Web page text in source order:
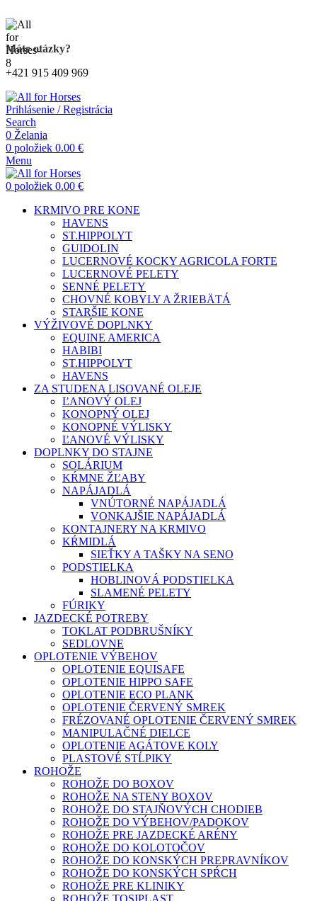
Máte otázky?
+421 915 409 969
Prihlásenie / Registrácia
Search
0 Želania
0 položiek 0.00 €
Menu
0 položiek 0.00 €
KRMIVO PRE KONE
HAVENS
ST.HIPPOLYT
GUIDOLIN
LUCERNOVÉ KOCKY AGRICOLA FORTE
LUCERNOVÉ PELETY
SENNÉ PELETY
CHOVNÉ KOBYLY A ŽRIEBÄTÁ
STARŠIE KONE
VÝŽIVOVÉ DOPLNKY
EQUINE AMERICA
HABIBI
ST.HIPPOLYT
HAVENS
ZA STUDENA LISOVANÉ OLEJE
ĽANOVÝ OLEJ
KONOPNÝ OLEJ
KONOPNÉ VÝLISKY
ĽANOVÉ VÝLISKY
DOPLNKY DO STAJNE
SOLÁRIUM
KŔMNE ŽĽABY
NAPÁJADLÁ
VNÚTORNÉ NAPÁJADLÁ
VONKAJŠIE NAPÁJADLÁ
KONTAJNERY NA KRMIVO
KŔMIDLÁ
SIEŤKY A TAŠKY NA SENO
PODSTIELKA
HOBLINOVÁ PODSTIELKA
SLAMENÉ PELETY
FÚRIKY
JAZDECKÉ POTREBY
TOKLAT PODBRUŠNÍKY
SEDLOVNE
OPLOTENIE VÝBEHOV
OPLOTENIE EQUISAFE
OPLOTENIE HIPPO SAFE
OPLOTENIE ECO PLANK
OPLOTENIE ČERVENÝ SMREK
FRÉZOVANÉ OPLOTENIE ČERVENÝ SMREK
MANIPULAČNÉ DIELCE
OPLOTENIE AGÁTOVE KOLY
PLASTOVÉ STĹPIKY
ROHOŽE
ROHOŽE DO BOXOV
ROHOŽE NA STENY BOXOV
ROHOŽE DO STAJŇOVÝCH CHODIEB
ROHOŽE DO VÝBEHOV/PADOKOV
ROHOŽE PRE JAZDECKÉ ARÉNY
ROHOŽE DO KOLOTOČOV
ROHOŽE DO KONSKÝCH PREPRAVNÍKOV
ROHOŽE DO KONSKÝCH SPŔCH
ROHOŽE PRE KLINIKY
ROHOŽE TOSIPLAST